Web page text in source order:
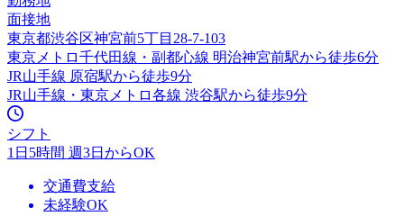
面接地
東京都渋谷区神宮前5丁目28-7-103
東京メトロ千代田線・副都心線 明治神宮前駅から徒歩6分
JR山手線 原宿駅から徒歩9分
JR山手線・東京メトロ各線 渋谷駅から徒歩9分
シフト
1日5時間 週3日からOK
交通費支給
未経験OK